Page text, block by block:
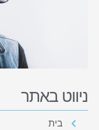
ניווט באתר
בית